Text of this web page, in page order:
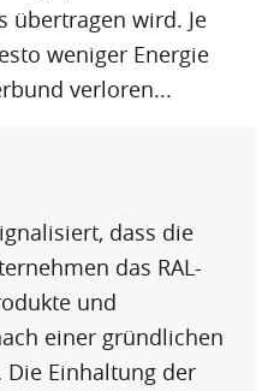
übertragen wird. Je
weniger Energie
verloren...
dass die
das RAL-
und
einer gründlichen
Einhaltung der